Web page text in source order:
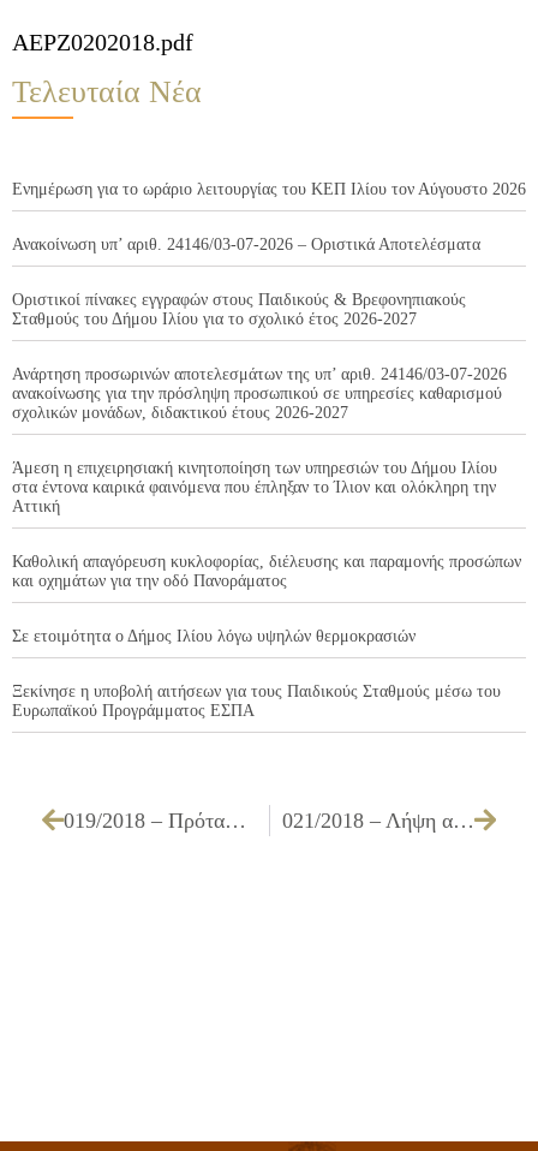
AEPZ0202018.pdf
Τελευταία Νέα
Ενημέρωση για το ωράριο λειτουργίας του ΚΕΠ Ιλίου τον Αύγουστο 2026
Ανακοίνωση υπ’ αριθ. 24146/03-07-2026 – Οριστικά Αποτελέσματα
Οριστικοί πίνακες εγγραφών στους Παιδικούς & Βρεφονηπιακούς
Σταθμούς του Δήμου Ιλίου για το σχολικό έτος 2026-2027
Ανάρτηση προσωρινών αποτελεσμάτων της υπ’ αριθ. 24146/03-07-2026
ανακοίνωσης για την πρόσληψη προσωπικού σε υπηρεσίες καθαρισμού
σχολικών μονάδων, διδακτικού έτους 2026-2027
Άμεση η επιχειρησιακή κινητοποίηση των υπηρεσιών του Δήμου Ιλίου
στα έντονα καιρικά φαινόμενα που έπληξαν το Ίλιον και ολόκληρη την
Αττική
Καθολική απαγόρευση κυκλοφορίας, διέλευσης και παραμονής προσώπων
και οχημάτων για την οδό Πανοράματος
Σε ετοιμότητα ο Δήμος Ιλίου λόγω υψηλών θερμοκρασιών
Ξεκίνησε η υποβολή αιτήσεων για τους Παιδικούς Σταθμούς μέσω του
Ευρωπαϊκού Προγράμματος ΕΣΠΑ
019/2018 – Πρόταση τροποποίησης σχεδίου για την έγκριση ως πεζόδρομου του τμήματος της μη εγκεκριμένης οδού Κισσάμου στο Ο.Τ. 1109 περιοχής ΜΙΧΕΛΗ 021/2018 – Λήψη απόφασης για προσωρινή αφαίρεση άδειας του καταστήματος ΜΑΖΙΚΗΣ ΕΣΤΙΑΣΗΣ ΠΑΡΑΣΚΕΥΗΣ ΚΑΙ ΔΙΑΘΕΣΗΣ ΠΛΗΡΟΥΣ ΓΕΥΜΑΤΟΣ – ΑΝΑΨΥΧΗΣ ιδιοκτησίας Μουτσόπουλου Αντωνίου, επί των οδών Ρήγα Φεραίου 8 & Μαυροκορδάτου 16, στο Ίλιον, λόγω παραβάσεων των όρων λειτουργίας μουσικής